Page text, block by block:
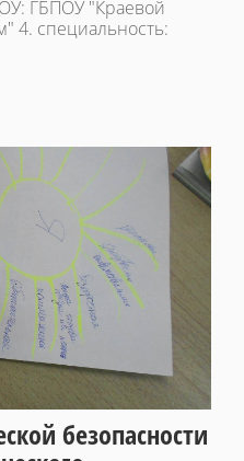
ГБПОУ "Краевой
4. специальность:
безопасности